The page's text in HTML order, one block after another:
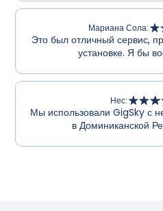
Мариана Сола:
Это был отличный сервис,
установке. Я бы
Нес:
Мы использовали GigSky с
в Доминиканской